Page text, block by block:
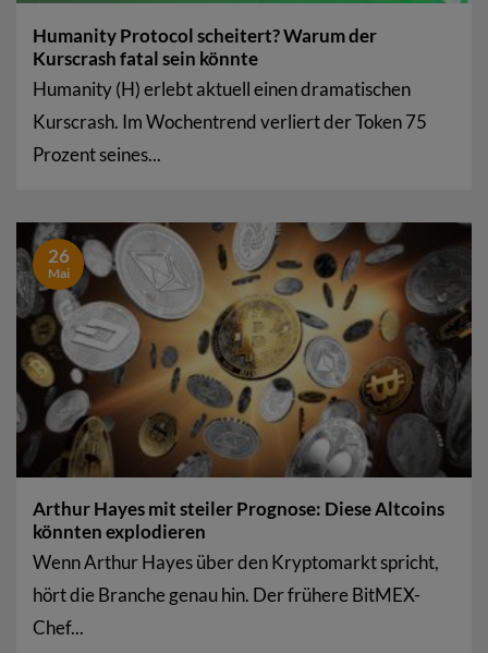
Humanity Protocol scheitert? Warum der
Kurscrash fatal sein könnte
Humanity (H) erlebt aktuell einen dramatischen
Kurscrash. Im Wochentrend verliert der Token 75
Prozent seines...
Arthur Hayes mit steiler Prognose: Diese Altcoins
könnten explodieren
Wenn Arthur Hayes über den Kryptomarkt spricht,
hört die Branche genau hin. Der frühere BitMEX-
Chef...
26
Mai